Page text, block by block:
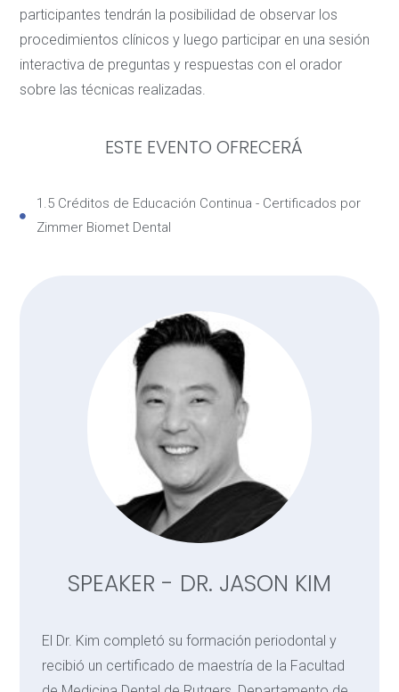
participantes tendrán la posibilidad de observar los
procedimientos clínicos y luego participar en una sesión
interactiva de preguntas y respuestas con el orador
sobre las técnicas realizadas.
ESTE EVENTO OFRECERÁ
1.5 Créditos de Educación Continua - Certificados por
Zimmer Biomet Dental
SPEAKER - DR. JASON KIM
El Dr. Kim completó su formación periodontal y
recibió un certificado de maestría de la Facultad